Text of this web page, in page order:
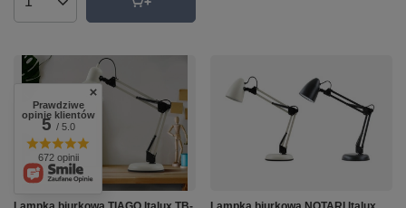
Ilość produktów
Prawdziwe
opinie klientów
5/ 5.0
672 opinii